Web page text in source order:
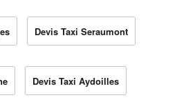
Devis Taxi Seraumont
Devis Taxi Aydoilles